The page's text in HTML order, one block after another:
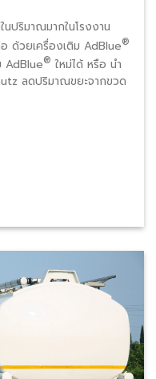
ปริมาณมากในโรงงาน
ด้วยเครื่องเติม AdBlue®
AdBlue® ใหม่ได้ หรือ นำ
ลดปริมาณขยะจากขวด